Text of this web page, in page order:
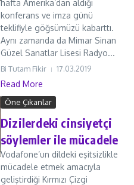
hafta Amerika’dan aldığı
konferans ve imza günü
teklifiyle göğsümüzü kabarttı.
Aynı zamanda da Mimar Sinan
Güzel Sanatlar Lisesi Radyo...
Bi Tutam Fikir 17.03.2019
Read More
Öne Çıkanlar
Dizilerdeki cinsiyetçi
söylemler ile mücadele
Vodafone’un dildeki eşitsizlikle
mücadele etmek amacıyla
geliştirdiği Kırmızı Çizgi